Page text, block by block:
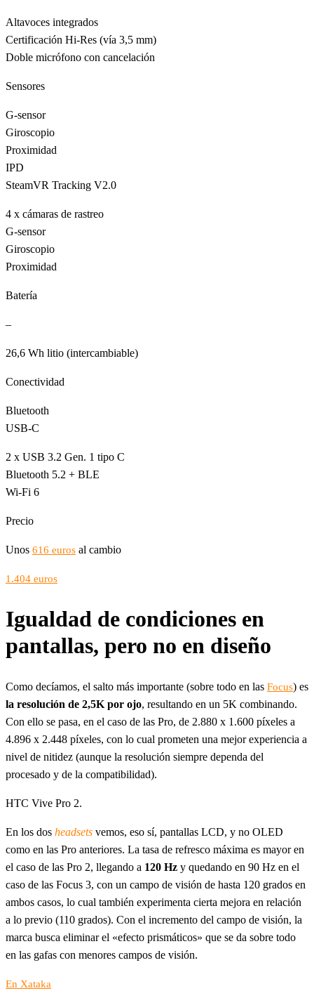
Altavoces integrados
Certificación Hi-Res (vía 3,5 mm)
Doble micrófono con cancelación
Sensores
G-sensor
Giroscopio
Proximidad
IPD
SteamVR Tracking V2.0
4 x cámaras de rastreo
G-sensor
Giroscopio
Proximidad
Batería
–
26,6 Wh litio (intercambiable)
Conectividad
Bluetooth
USB-C
2 x USB 3.2 Gen. 1 tipo C
Bluetooth 5.2 + BLE
Wi-Fi 6
Precio
Unos 616 euros al cambio
1.404 euros
Igualdad de condiciones en
pantallas, pero no en diseño
Como decíamos, el salto más importante (sobre todo en las Focus) es
la resolución de 2,5K por ojo, resultando en un 5K combinando.
Con ello se pasa, en el caso de las Pro, de 2.880 x 1.600 píxeles a
4.896 x 2.448 píxeles, con lo cual prometen una mejor experiencia a
nivel de nitidez (aunque la resolución siempre dependa del
procesado y de la compatibilidad).
HTC Vive Pro 2.
En los dos headsets vemos, eso sí, pantallas LCD, y no OLED
como en las Pro anteriores. La tasa de refresco máxima es mayor en
el caso de las Pro 2, llegando a 120 Hz y quedando en 90 Hz en el
caso de las Focus 3, con un campo de visión de hasta 120 grados en
ambos casos, lo cual también experimenta cierta mejora en relación
a lo previo (110 grados). Con el incremento del campo de visión, la
marca busca eliminar el «efecto prismáticos» que se da sobre todo
en las gafas con menores campos de visión.
En Xataka